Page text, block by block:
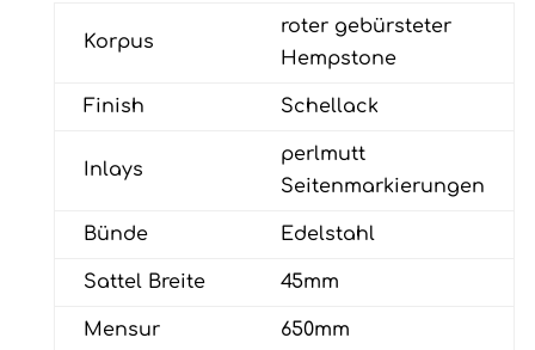
Korpus
roter gebürsteter
Hempstone
Finish Schellack
Inlays
perlmutt
Seitenmarkierungen
Bünde Edelstahl
Sattel Breite 45mm
Mensur 650mm